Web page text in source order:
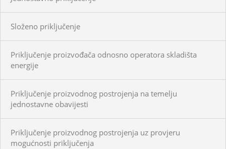
Složeno priključenje
Priključenje proizvođača odnosno operatora skladišta
energije
Priključenje proizvodnog postrojenja na temelju
jednostavne obavijesti
Priključenje proizvodnog postrojenja uz provjeru
mogućnosti priključenja